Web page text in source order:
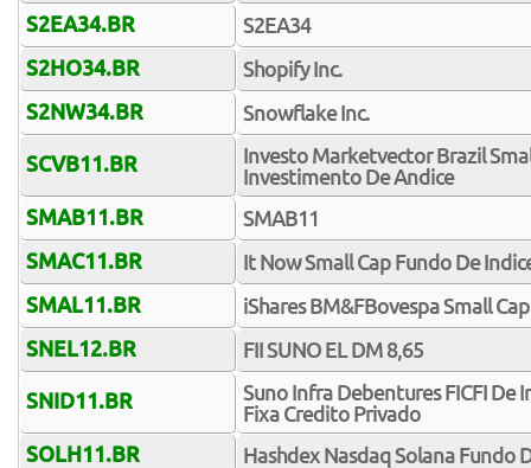
S2EA34.BR
S2EA34
S2HO34.BR
Shopify Inc.
S2NW34.BR
Snowflake Inc.
SCVB11.BR
Investo Marketvector Brazil
Investimento De Andice
SMAB11.BR
SMAB11
SMAC11.BR
It Now Small Cap Fundo De
SMAL11.BR
iShares BM&FBovespa Small
SNEL12.BR
FII SUNO EL DM 8,65
SNID11.BR
Suno Infra Debentures FICFI
Fixa Credito Privado
SOLH11.BR
Hashdex Nasdaq Solana Fundo